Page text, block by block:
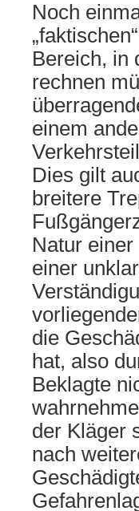
Noch
Bereich, in
rechnen
einem
Dies gilt
breitere
Natur
einer
die
hat, also
Beklagte
der Kläger
nach